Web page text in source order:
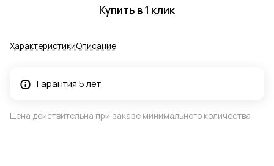
Купить в 1 клик
ХарактеристикиОписание
Гарантия 5 лет
Цена действительна при заказе минимального количества